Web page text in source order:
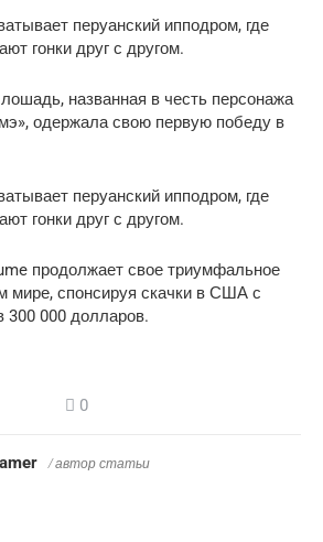
названная в честь персонажа
одержала свою первую победу в
продолжает свое триумфальное
мире, спонсируя скачки в США с
000 долларов.
0
/ автор статьи